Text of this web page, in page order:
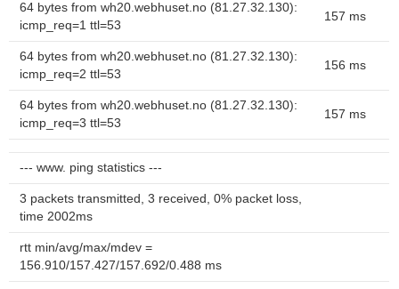
64 bytes from wh20.webhuset.no (81.27.32.130):
icmp_req=1 ttl=53
157 ms
64 bytes from wh20.webhuset.no (81.27.32.130):
icmp_req=2 ttl=53
156 ms
64 bytes from wh20.webhuset.no (81.27.32.130):
icmp_req=3 ttl=53
157 ms
--- www. ping statistics ---
3 packets transmitted, 3 received, 0% packet loss,
time 2002ms
rtt min/avg/max/mdev =
156.910/157.427/157.692/0.488 ms